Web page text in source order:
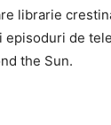
librarie
episoduri de
the Sun.